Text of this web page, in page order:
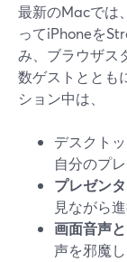
最新のMacでは
ってiPhoneを
み、ブラウザス
数ゲストととも
ション中は、
デスクト
自分のプ
プレゼン
見ながら
画面音声
声を邪魔